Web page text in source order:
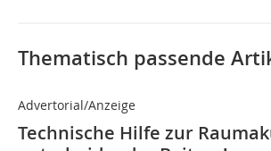
Thematisch passende
Advertorial/Anzeige
Technische Hilfe zur